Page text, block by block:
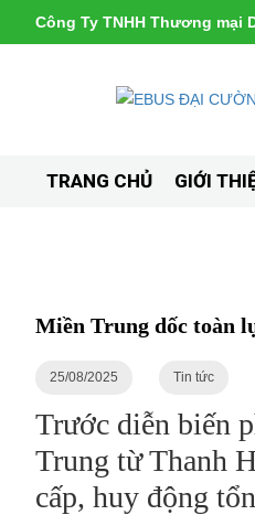
Công Ty TNHH Thương mại
TRANG CHỦ GIỚI
Miền Trung dốc toàn
25/08/2025 Tin tức
Trước diễn biến
Trung từ Thanh
cấp, huy động